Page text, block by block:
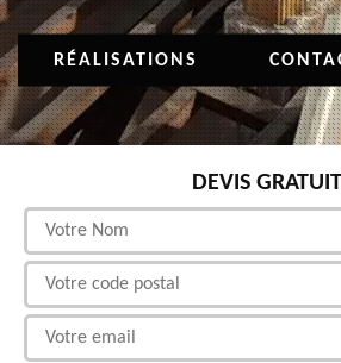
RÉALISATIONS
DEVIS GRATUIT